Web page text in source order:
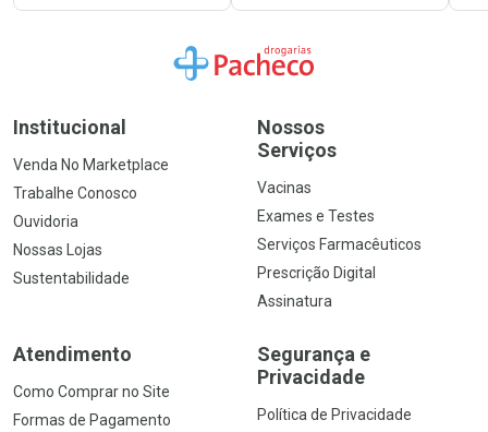
Ir para a Home
Institucional
Venda No Marketplace
Trabalhe Conosco
Ouvidoria
Nossas Lojas
Sustentabilidade
Nossos
Serviços
Vacinas
Exames e Testes
Serviços Farmacêuticos
Prescrição Digital
Assinatura
Atendimento
Como Comprar no Site
Formas de Pagamento
Segurança e
Privacidade
Política de Privacidade